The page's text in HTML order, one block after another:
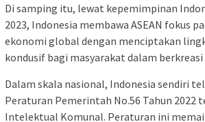
Di samping itu, lewat kepemimpinan
2023, Indonesia membawa ASEAN fokus
ekonomi global dengan menciptakan
kondusif bagi masyarakat dalam berkreasi
Dalam skala nasional, Indonesia sendiri
Peraturan Pemerintah No.56 Tahun 2022
Intelektual Komunal. Peraturan ini